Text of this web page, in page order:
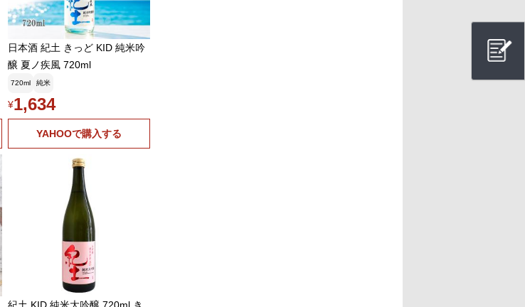
日本酒 紀土 きっど KID 純米吟
醸 夏ノ疾風 720ml
720ml 純米
¥1,634
YAHOOで購入する